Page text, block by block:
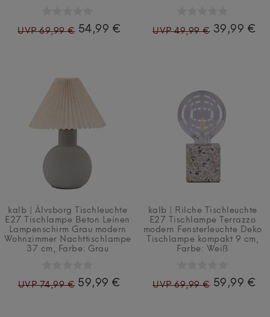
UVP 69,99 € 54,99 € UVP 49,99 € 39,99 €
kalb | Älvsborg Tischleuchte
E27 Tischlampe Beton Leinen
Lampenschirm Grau modern
Wohnzimmer Nachttischlampe
37 cm , Farbe: Grau
UVP 74,99 € 59,99 €
kalb | Rilche Tischleuchte
E27 Tischlampe Terrazzo
modern Fensterleuchte Deko
Tischlampe kompakt 9 cm ,
Farbe: Weiß
UVP 69,99 € 59,99 €